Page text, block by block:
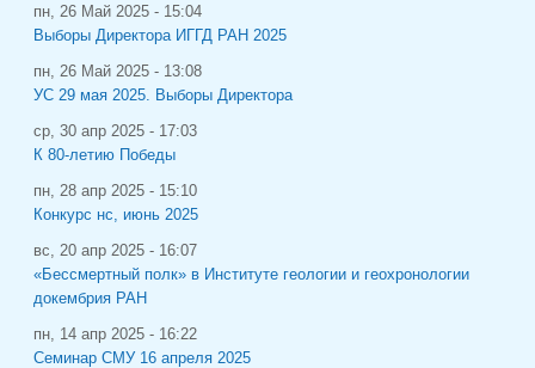
пн, 26 Май 2025 - 15:04
Выборы Директора ИГГД РАН 2025
пн, 26 Май 2025 - 13:08
УС 29 мая 2025. Выборы Директора
ср, 30 апр 2025 - 17:03
К 80-летию Победы
пн, 28 апр 2025 - 15:10
Конкурс нс, июнь 2025
вс, 20 апр 2025 - 16:07
«Бессмертный полк» в Институте геологии и геохронологии
докембрия РАН
пн, 14 апр 2025 - 16:22
Семинар СМУ 16 апреля 2025